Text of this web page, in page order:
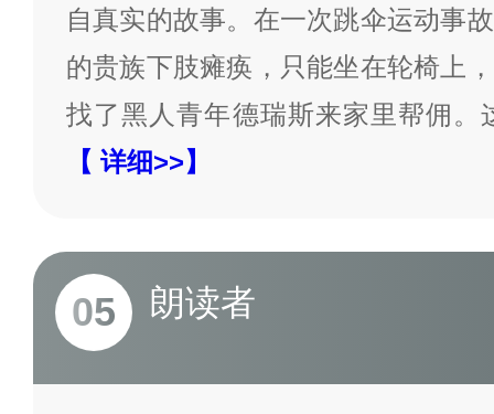
自真实的故事。在一次跳伞运动事
的贵族下肢瘫痪，只能坐在轮椅上
找了黑人青年德瑞斯来家里帮佣。
【 详细>>】
05 朗读者